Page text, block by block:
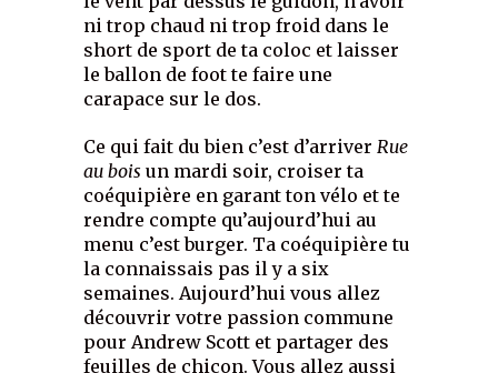
ni trop chaud ni trop froid dans le
short de sport de ta coloc et laisser
le ballon de foot te faire une
carapace sur le dos.
Ce qui fait du bien c’est d’arriverRue
au bois un mardi soir, croiser ta
coéquipière en garant ton vélo et te
rendre compte qu’aujourd’hui au
menu c’est burger. Ta coéquipière tu
la connaissais pas il y a six
semaines. Aujourd’hui vous allez
découvrir votre passion commune
pour Andrew Scott et partager des
feuilles de chicon. Vous allez aussi